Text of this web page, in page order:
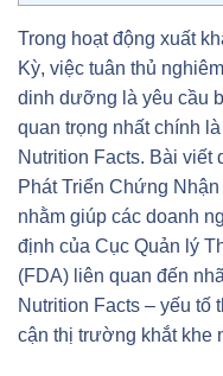
Trong hoạt động xuất
Kỳ, việc tuân thủ
dinh dưỡng là yêu cầu
quan trọng nhất chính
Nutrition Facts. Bài
Phát Triển Chứng
nhằm giúp các doanh
định của Cục Quản lý
(FDA) liên quan đến
Nutrition Facts – yếu tố
cận thị trường khắt khe